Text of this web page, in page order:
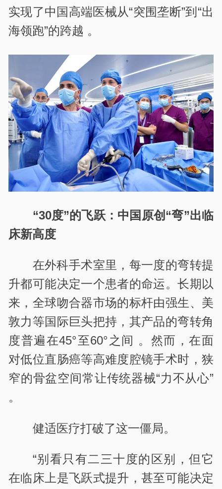
实现了中国高端医械从“突围垄断”到“出
海领跑”的跨越 。
“30度”的飞跃：中国原创“弯”出临
床新高度
在外科手术室里，每一度的弯转提
升都可能决定一个患者的命运。长期以
来，全球吻合器市场的标杆由强生、美
敦力等国际巨头把持，其产品的弯转角
度普遍在45°至60°之间 。然而，在面
对低位直肠癌等高难度腔镜手术时，狭
窄的骨盆空间常让传统器械“力不从心”
。
健适医疗打破了这一僵局。
“别看只有二三十度的区别，但它
在临床上是飞跃式提升，甚至可能决定